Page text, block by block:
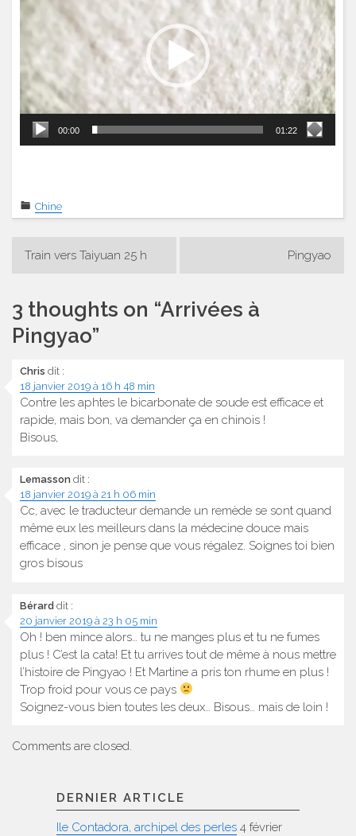
00:00 01:22
Chine
Navigation
l’article
Train vers Taiyuan 25 h Pingyao
3 thoughts on “Arrivées à
Pingyao”
Chris dit :
18 janvier 2019 à 16 h 48 min
Contre les aphtes le bicarbonate de soude est efficace et
rapide, mais bon, va demander ça en chinois !
Bisous,
Lemasson dit :
18 janvier 2019 à 21 h 06 min
Cc, avec le traducteur demande un remède se sont quand
même eux les meilleurs dans la médecine douce mais
efficace , sinon je pense que vous régalez. Soignes toi bien
gros bisous
Bérard dit :
20 janvier 2019 à 23 h 05 min
Oh ! ben mince alors… tu ne manges plus et tu ne fumes
plus ! C’est la cata! Et tu arrives tout de même à nous mettre
l’histoire de Pingyao ! Et Martine a pris ton rhume en plus !
Trop froid pour vous ce pays
Soignez-vous bien toutes les deux… Bisous… mais de loin !
Comments are closed.
DERNIER ARTICLE
Ile Contadora, archipel des perles 4 février